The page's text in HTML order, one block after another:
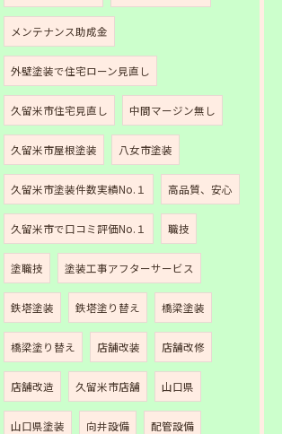
メンテナンス助成金
外壁塗装で住宅ローン見直し
久留米市住宅見直し 中間マージン無し
久留米市屋根塗装 八女市塗装
久留米市塗装件数実績No.１ 高品質、安心
久留米市で口コミ評価No.１ 職技
塗職技 塗装工事アフターサービス
鉄塔塗装 鉄塔塗り替え 橋梁塗装
橋梁塗り替え 店舗改装 店舗改修
店舗改造 久留米市店舗 山口県
山口県塗装 向井設備 配管設備